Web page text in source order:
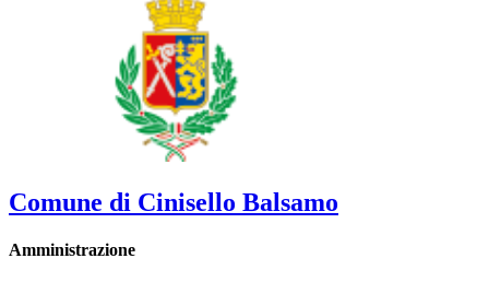
Comune di Cinisello Balsamo
Amministrazione